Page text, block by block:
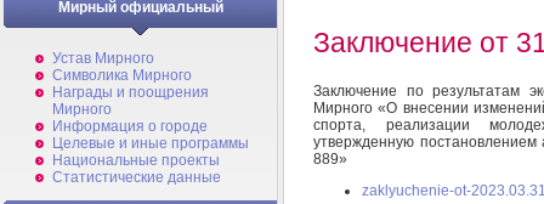
Мирный официальный
Устав Мирного
Символика Мирного
Награды и поощрения
Мирного
Информация о городе
Целевые и иные программы
Национальные проекты
Статистические данные
Заключение от
Заключение по результатам
Мирного «О внесении
спорта, реализации
утвержденную постановлением
889»
zaklyuchenie-ot-